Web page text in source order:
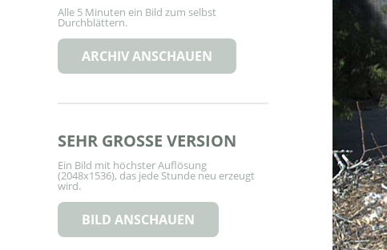
Alle 5 Minuten ein Bild zum selbst
Durchblättern.
ARCHIV ANSCHAUEN
SEHR GROSSE VERSION
Ein Bild mit höchster Auflösung
(2048x1536), das jede Stunde neu erzeugt
wird.
BILD ANSCHAUEN